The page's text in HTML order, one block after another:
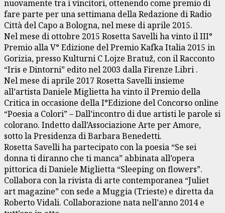
nuovamente tra i vincitori, ottenendo come premio di
fare parte per una settimana della Redazione di Radio
Città del Capo a Bologna, nel mese di aprile 2015.
Nel mese di ottobre 2015 Rosetta Savelli ha vinto il III°
Premio alla V° Edizione del Premio Kafka Italia 2015 in
Gorizia, presso Kulturni C Lojze Bratuž, con il Racconto
“Iris e Dintorni” edito nel 2003 dalla Firenze Libri .
Nel mese di aprile 2017 Rosetta Savelli insieme
all’artista Daniele Miglietta ha vinto il Premio della
Critica in occasione della I°Edizione del Concorso online
“Poesia a Colori” – Dall’incontro di due artisti le parole si
colorano. Indetto dall’Associazione Arte per Amore,
sotto la Presidenza di Barbara Benedetti.
Rosetta Savelli ha partecipato con la poesia “Se sei
donna ti diranno che ti manca” abbinata all’opera
pittorica di Daniele Miglietta “Sleeping on flowers”.
Collabora con la rivista di arte contemporanea “Juliet
art magazine” con sede a Muggia (Trieste) e diretta da
Roberto Vidali. Collaborazione nata nell’anno 2014 e